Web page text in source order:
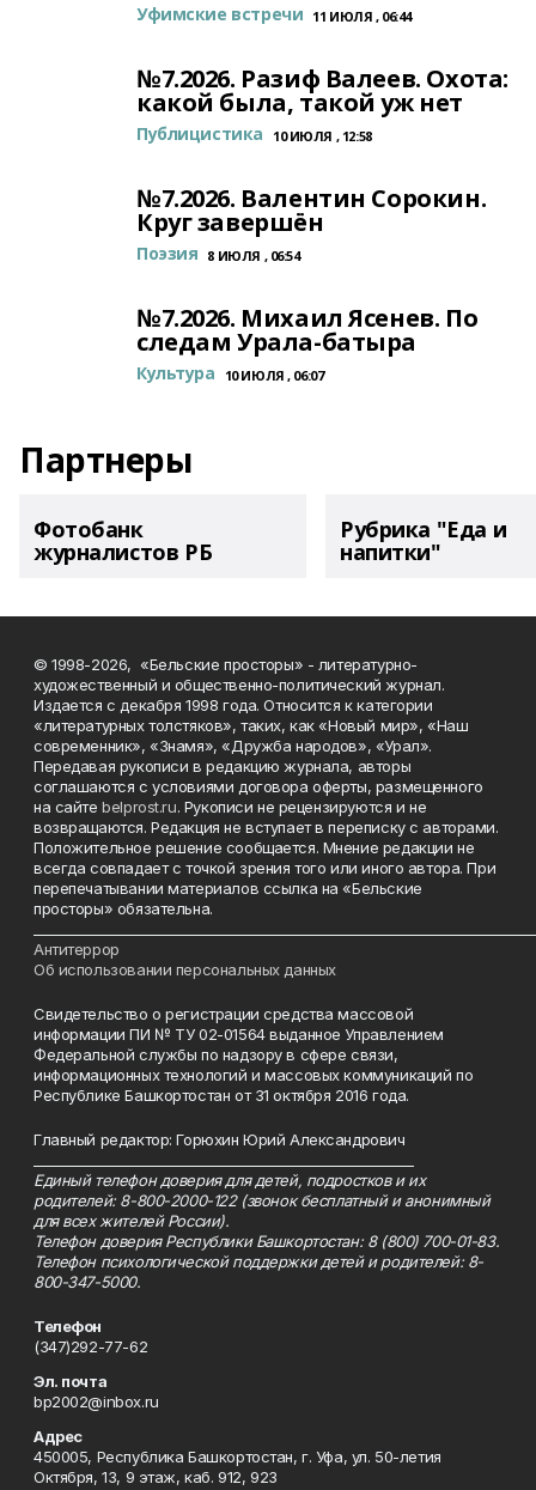
Уфимские встречи 11 ИЮЛЯ , 06:44
№7.2026. Разиф Валеев. Охота:
какой была, такой уж нет
Публицистика 10 ИЮЛЯ , 12:58
№7.2026. Валентин Сорокин.
Круг завершён
Поэзия 8 ИЮЛЯ , 06:54
№7.2026. Михаил Ясенев. По
следам Урала-батыра
Культура 10 ИЮЛЯ , 06:07
Партнеры
Фотобанк
журналистов РБ
Рубрика "Еда и
напитки"
© 1998-2026, «Бельские просторы» - литературно-
художественный и общественно-политический журнал.
Издается с декабря 1998 года. Относится к категории
«литературных толстяков», таких, как «Новый мир», «Наш
современник», «Знамя», «Дружба народов», «Урал».
Передавая рукописи в редакцию журнала, авторы
соглашаются с условиями договора оферты, размещенного
на сайтеbelprost.ru. Рукописи не рецензируются и не
возвращаются. Редакция не вступает в переписку с авторами.
Положительное решение сообщается. Мнение редакции не
всегда совпадает с точкой зрения того или иного автора. При
перепечатывании материалов ссылка на «Бельские
просторы» обязательна.
Антитеррор
Об использовании персональных данных
Свидетельство о регистрации средства массовой
информации ПИ № ТУ 02-01564 выданное Управлением
Федеральной службы по надзору в сфере связи,
информационных технологий и массовых коммуникаций по
Республике Башкортостан от 31 октября 2016 года.
Главный редактор: Горюхин Юрий Александрович
Единый телефон доверия для детей, подростков и их
родителей: 8-800-2000-122 (звонок бесплатный и анонимный
для всех жителей России).
Телефон доверия Республики Башкортостан: 8 (800) 700-01-83.
Телефон психологической поддержки детей и родителей: 8-
800-347-5000.
Телефон
(347)292-77-62
Эл. почта
bp2002@inbox.ru
Адрес
450005, Республика Башкортостан, г. Уфа, ул. 50-летия
Октября, 13, 9 этаж, каб. 912, 923